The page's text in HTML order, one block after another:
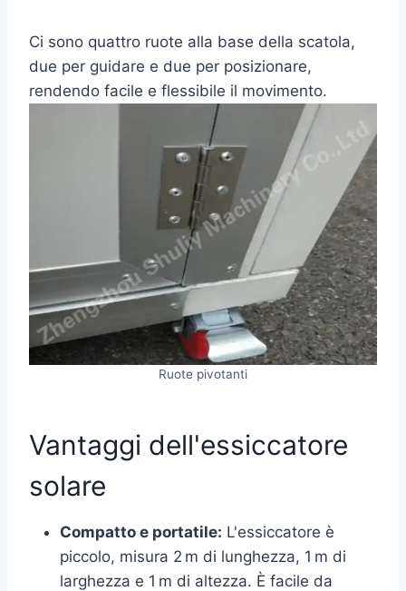
Ci sono quattro ruote alla base della scatola,
due per guidare e due per posizionare,
rendendo facile e flessibile il movimento.
Ruote pivotanti
Vantaggi dell'essiccatore
solare
Compatto e portatile: L'essiccatore è
piccolo, misura 2 m di lunghezza, 1 m di
larghezza e 1 m di altezza. È facile da